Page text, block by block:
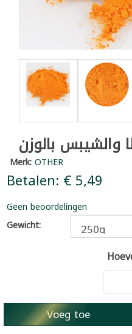
والشيبس بالوزن
Merk:OTHER
Betalen: € 5,49
Geen beoordelingen
Gewicht:
Voeg toe